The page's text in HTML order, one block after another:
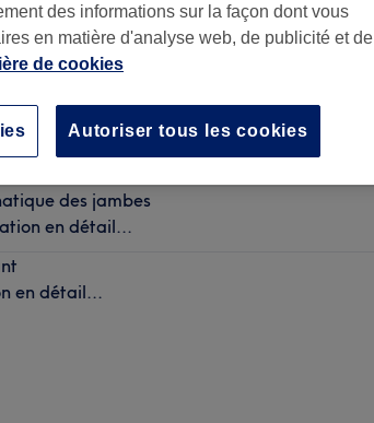
Detox
en détail...
des jambes
en détail...
en détail...
des informations sur la façon dont vous
en matière d'analyse web, de publicité et de
de cookies
Autoriser tous les cookies